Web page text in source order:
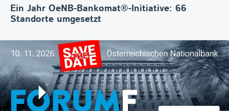
Ein Jahr OeNB-Bankomat®-Initiative: 66
Standorte umgesetzt